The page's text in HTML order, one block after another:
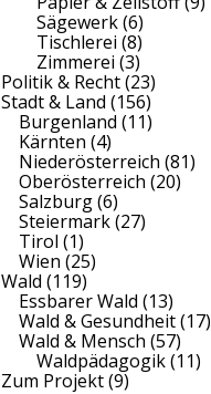
Sägewerk(6)
Tischlerei (8)
Zimmerei (3)
Politik & Recht(23)
Stadt & Land (156)
Burgenland (11)
Kärnten (4)
Niederösterreich (81)
Oberösterreich (20)
Salzburg(6)
Steiermark(27)
Tirol (1)
Wien (25)
Wald (119)
Essbarer Wald (13)
Wald & Gesundheit(17)
Wald & Mensch (57)
Waldpädagogik(11)
Zum Projekt(9)